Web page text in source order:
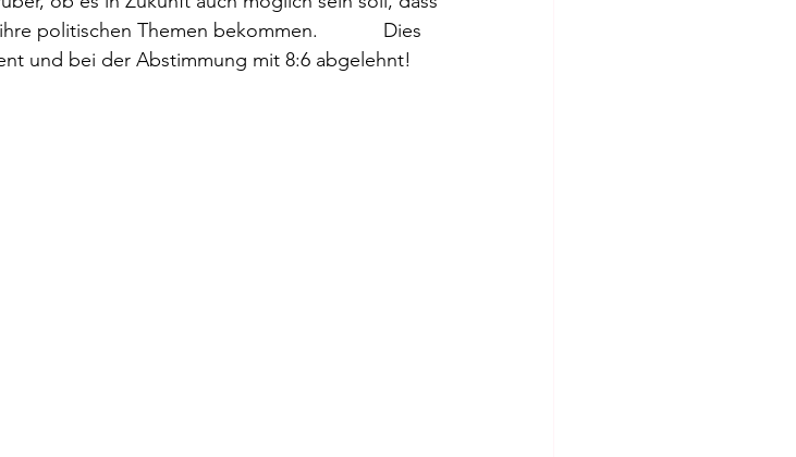
politischen Themen bekommen.            Dies
und bei der Abstimmung mit 8:6 abgelehnt!